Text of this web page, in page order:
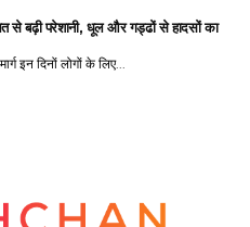
से बढ़ी परेशानी, धूल और गड्ढों से हादसों का
इन दिनों लोगों के लिए...